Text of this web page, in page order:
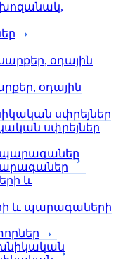
օդային
սփրեյներ
և պարագաների